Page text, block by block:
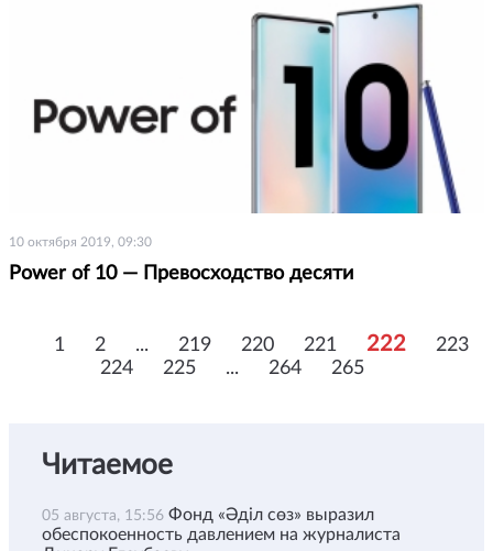
10 октября 2019, 09:30
Power of 10 — Превосходство десяти
1 2 ... 219 220 221 222
223
224
225 ... 264 265
Читаемое
05 августа, 15:56 Фонд «Әділ сөз» выразил
обеспокоенность давлением на журналиста